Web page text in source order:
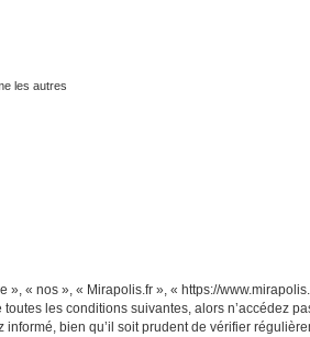
les autres
« nos », « Mirapolis.fr », « https://
les conditions suivantes, alors n’accédez
bien qu’il soit prudent de vérifier